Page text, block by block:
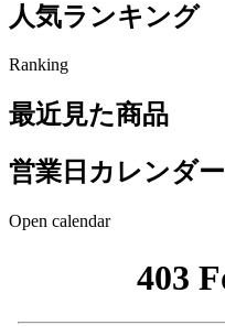
人気ランキング
Ranking
最近見た商品
営業日カレンダー
Open calendar